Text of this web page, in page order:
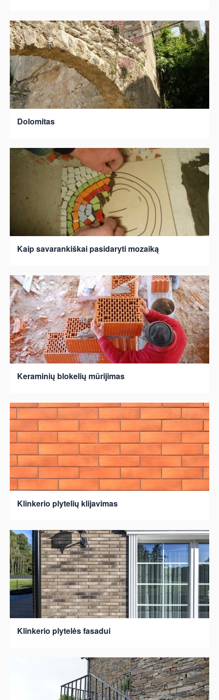
Dolomitas
Kaip savarankiškai pasidaryti mozaiką
Keraminių blokelių mūrijimas
Klinkerio plytelių klijavimas
Klinkerio plytelės fasadui